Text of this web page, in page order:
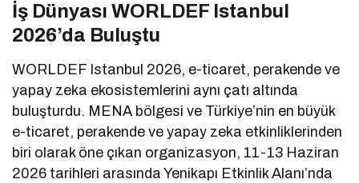
İş Dünyası WORLDEF Istanbul
2026’da Buluştu
WORLDEF Istanbul 2026, e-ticaret, perakende ve
yapay zeka ekosistemlerini aynı çatı altında
buluşturdu. MENA bölgesi ve Türkiye’nin en büyük
e-ticaret, perakende ve yapay zeka etkinliklerinden
biri olarak öne çıkan organizasyon, 11-13 Haziran
2026 tarihleri arasında Yenikapı Etkinlik Alanı’nda